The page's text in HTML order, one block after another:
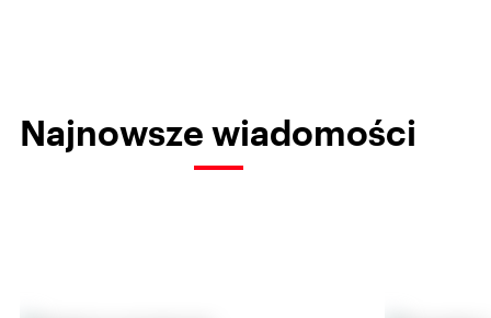
Najnowsze wiadomości